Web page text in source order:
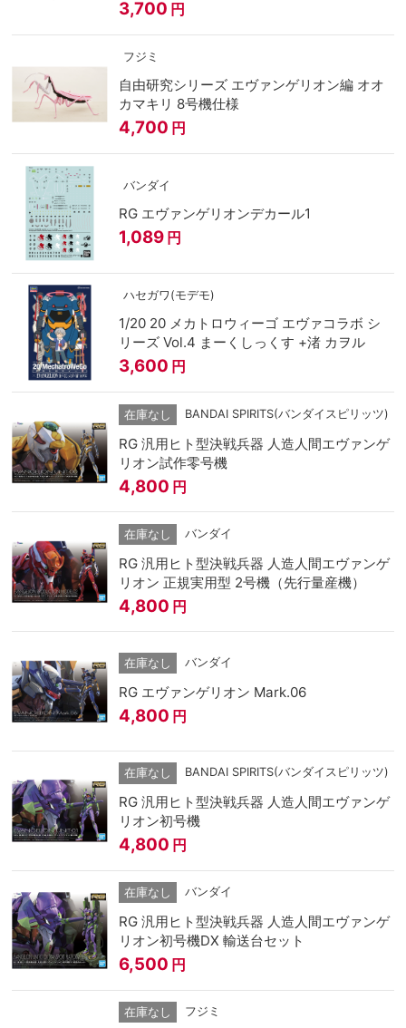
3,700 円
フジミ
自由研究シリーズ エヴァンゲリオン編 オオ
カマキリ 8号機仕様
4,700 円
バンダイ
RG エヴァンゲリオンデカール1
1,089 円
ハセガワ(モデモ)
1/20 20 メカトロウィーゴ エヴァコラボ シ
リーズ Vol.4 まーくしっくす +渚 カヲル
3,600 円
在庫なし BANDAI SPIRITS(バンダイスピリッツ)
RG 汎用ヒト型決戦兵器 人造人間エヴァンゲ
リオン試作零号機
4,800 円
在庫なし バンダイ
RG 汎用ヒト型決戦兵器 人造人間エヴァンゲ
リオン 正規実用型 2号機（先行量産機）
4,800 円
在庫なし バンダイ
RG エヴァンゲリオン Mark.06
4,800 円
在庫なし BANDAI SPIRITS(バンダイスピリッツ)
RG 汎用ヒト型決戦兵器 人造人間エヴァンゲ
リオン初号機
4,800 円
在庫なし バンダイ
RG 汎用ヒト型決戦兵器 人造人間エヴァンゲ
リオン初号機DX 輸送台セット
6,500 円
在庫なし フジミ